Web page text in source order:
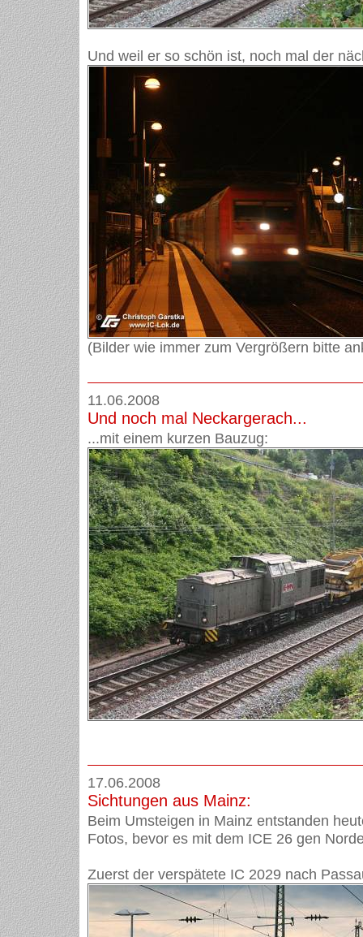
Und weil er so schön ist, noch mal der
(Bilder wie immer zum Vergrößern bitte
11.06.2008
Und noch mal Neckargerach...
...mit einem kurzen Bauzug:
17.06.2008
Sichtungen aus Mainz:
Beim Umsteigen in Mainz entstanden
Fotos, bevor es mit dem ICE 26 gen
Zuerst der verspätete IC 2029 nach